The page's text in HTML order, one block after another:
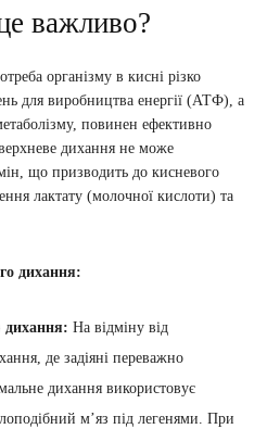
важливо?
організму в кисні різко
для виробництва енергії (АТФ), а
повинен ефективно
дихання не може
що призводить до кисневого
лактату (молочної кислоти) та
дихання:
дихання: На відміну від
де задіяні переважно
дихання використовує
м’яз під легенями. При